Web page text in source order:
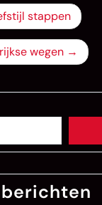
stappen
wegen